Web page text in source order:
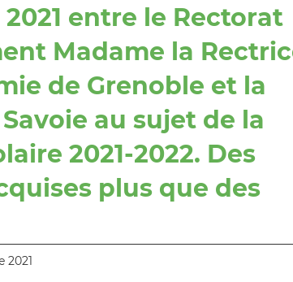
entre le Rectorat
Madame la
de Grenoble et la
Savoie au sujet de la
2021-2022. Des
plus que des
2021